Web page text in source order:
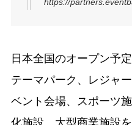
日本全国のオープン予
テーマパーク、レジャ
ベント会場、スポーツ
化施設、大型商業施設